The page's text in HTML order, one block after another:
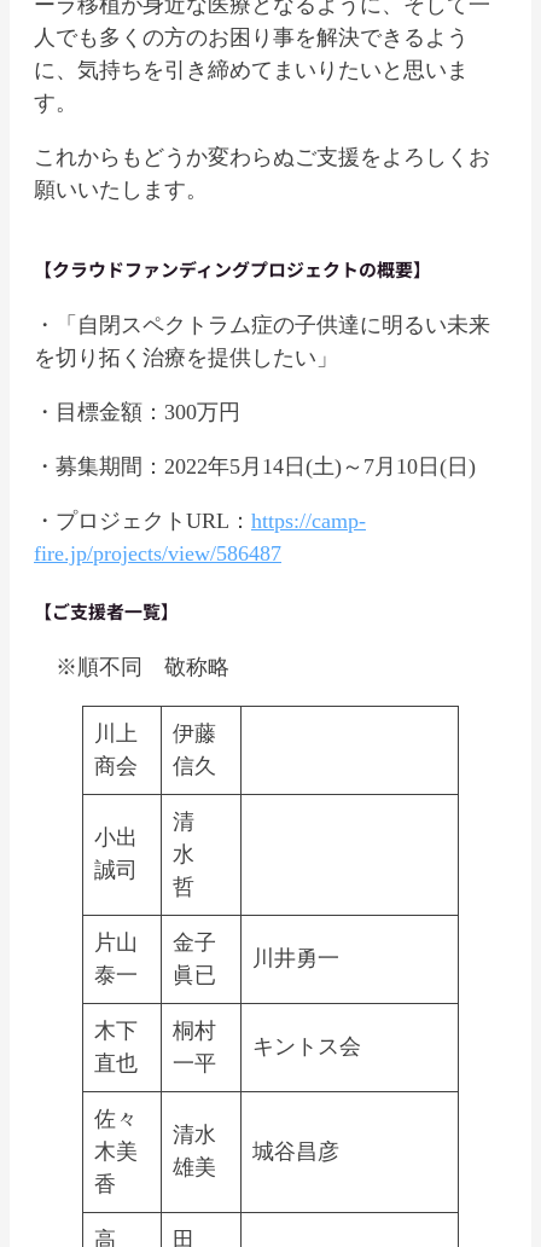
ーラ移植が身近な医療となるように、そして一
人でも多くの方のお困り事を解決できるよう
に、気持ちを引き締めてまいりたいと思いま
す。
これからもどうか変わらぬご支援をよろしくお
願いいたします。
【クラウドファンディングプロジェクトの概要】
・「自閉スペクトラム症の子供達に明るい未来
を切り拓く治療を提供したい」
・目標金額：300万円
・募集期間：2022年5月14日(土)～7月10日(日)
・プロジェクトURL： https://camp-
fire.jp/projects/view/586487
【ご支援者一覧】
※順不同 敬称略
川上
商会
伊藤
信久
小出
誠司
清
水
哲
片山
泰一
金子
眞已
川井勇一
木下
直也
桐村
一平
キントス会
佐々
木美
香
清水
雄美
城谷昌彦
高 田